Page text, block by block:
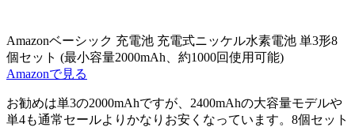
Amazonベーシック 充電池 充電式ニッケル水素電池 単3形8
個セット (最小容量2000mAh、約1000回使用可能)
Amazonで見る
お勧めは単3の2000mAhですが、2400mAhの大容量モデルや
単4も通常セールよりかなりお安くなっています。8個セット